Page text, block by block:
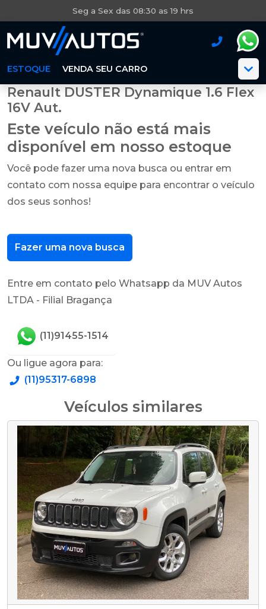
Seg a Sex das 08:30 as 19 hrs
ESTOQUE VENDA SEU CARRO
Renault DUSTER Dynamique 1.6 Flex
16V Aut.
Este veículo não está mais
disponível em nosso estoque
Você pode fazer uma nova busca ou entrar em
contato com nossa equipe para encontrar o veículo
dos seus sonhos!
Fazer uma nova busca
Entre em contato pelo Whatsapp da MUV Autos
LTDA - Filial Bragança
(11)91455-1514
Ou ligue agora para:
(11)95317-6898
Veículos similares